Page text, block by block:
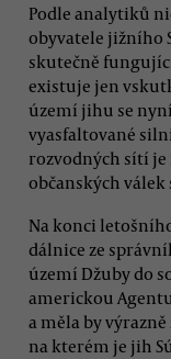
Podle analytiků
obyvatele jižního
skutečně
existuje jen
území jihu se
vyasfaltované
rozvodných sítí
občanských válek
Na konci
dálnice ze
území Džuby do
americkou
a měla by
na kterém je jih